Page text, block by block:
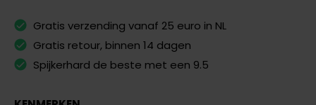
Gratis verzending vanaf 25 euro in NL
Gratis retour, binnen 14 dagen
Spijkerhard de beste met een 9.5